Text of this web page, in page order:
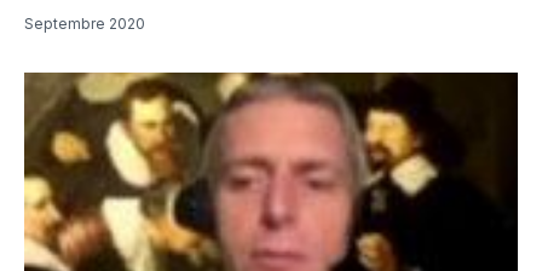
Septembre 2020